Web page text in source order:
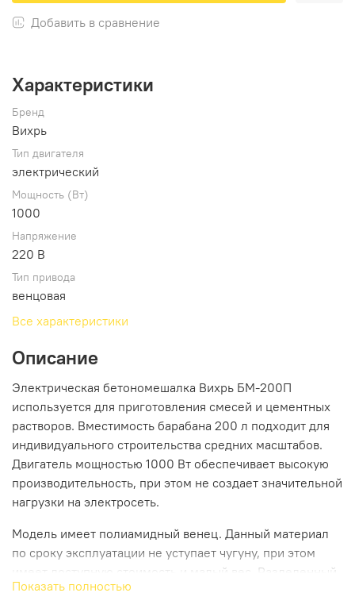
Добавить в сравнение
Характеристики
Бренд
Вихрь
Тип двигателя
электрический
Мощность (Вт)
1000
Напряжение
220 В
Тип привода
венцовая
Все характеристики
Описание
Электрическая бетономешалка Вихрь БМ-200П
используется для приготовления смесей и цементных
растворов. Вместимость барабана 200 л подходит для
индивидуального строительства средних масштабов.
Двигатель мощностью 1000 Вт обеспечивает высокую
производительность, при этом не создает значительной
нагрузки на электросеть.
Модель имеет полиамидный венец. Данный материал
по сроку эксплуатации не уступает чугуну, при этом
имеет доступную стоимость и малый вес. Разделенный
на 4 секции, венец прост в ремонте. Система защиты
Показать полностью